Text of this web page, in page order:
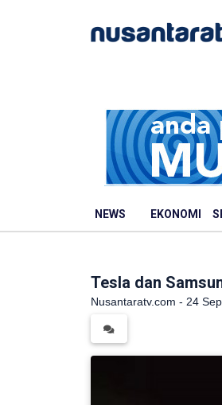
NEWS EKONOMI
Tesla dan
Nusantaratv.com - 24